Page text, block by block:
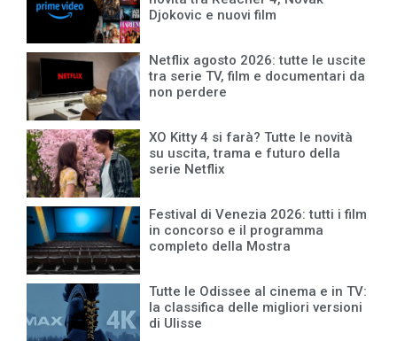
Djokovic e nuovi film
Netflix agosto 2026: tutte le uscite
tra serie TV, film e documentari da
non perdere
XO Kitty 4 si farà? Tutte le novità
su uscita, trama e futuro della
serie Netflix
Festival di Venezia 2026: tutti i film
in concorso e il programma
completo della Mostra
Tutte le Odissee al cinema e in TV:
la classifica delle migliori versioni
di Ulisse